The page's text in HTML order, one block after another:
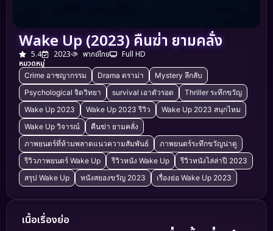
Wake Up (2023) คืนฆ่า ยามคลั่ง
5.4 2023 พากย์ไทย
Full HD
หมวดหมู่
Crime อาชญากรรม Drama ดราม่า
Mystery ลึกลับ
Psychological จิตวิทยา
survival เอาตัวรอด
Thriller ระทึกขวัญ
Wake Up 2023
Wake Up 2023 รีวิว
Wake Up 2023 สนุกไหม
Wake Up วิจารณ์
คืนฆ่า ยามคลั่ง
ภาพยนตร์ที่ห้ามพลาดแนวความสัมพันธ์
ภาพยนตร์ระทึกขวัญน่าดู
รีวิวภาพยนตร์ Wake Up
รีวิวหนัง Wake Up
รีวิวหนังไล่ล่าปี 2023
สรุป Wake Up
หนังสยองขวัญ 2023 เรื่องย่อ Wake Up 2023
เนื้อเรื่องย่อ